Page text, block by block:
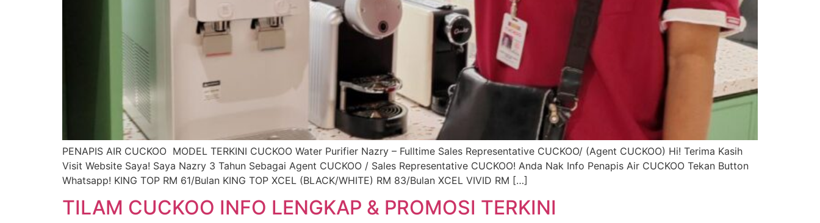
PENAPIS AIR CUCKOO MODEL TERKINI CUCKOO Water Purifier Nazry – Fulltime Sales Representative CUCKOO/ (Agent CUCKOO) Hi! Terima Kasih
Visit Website Saya! Saya Nazry 3 Tahun Sebagai Agent CUCKOO / Sales Representative CUCKOO! Anda Nak Info Penapis Air CUCKOO Tekan Button
Whatsapp! KING TOP RM 61/Bulan KING TOP XCEL (BLACK/WHITE) RM 83/Bulan XCEL VIVID RM […]
TILAM CUCKOO INFO LENGKAP & PROMOSI TERKINI